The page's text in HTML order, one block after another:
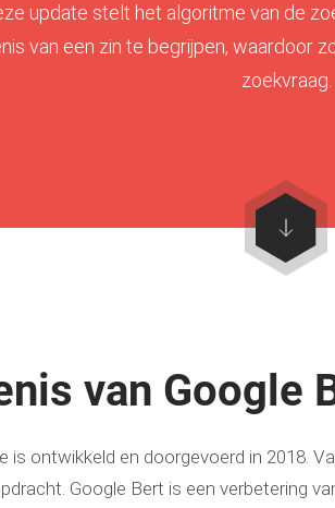
update stelt het algoritme van de
van een zin te begrijpen, waardoor
zoekvraag.
van Google
is ontwikkeld en doorgevoerd in 2018.
Google Bert is een verbetering